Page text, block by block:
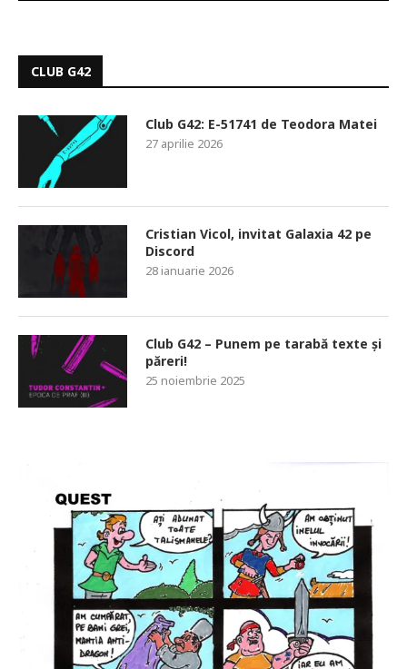
CLUB G42
Club G42: E-51741 de Teodora Matei
27 aprilie 2026
Cristian Vicol, invitat Galaxia 42 pe
Discord
28 ianuarie 2026
Club G42 – Punem pe tarabă texte și
păreri!
25 noiembrie 2025